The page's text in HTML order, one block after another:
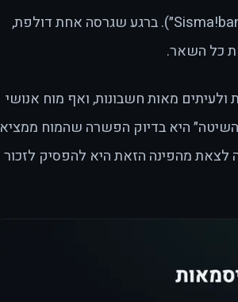
(״Sisma!facebook״, ״Sisma!bank״). ברגע שגרסה אחת דולפת,
כל השאר.
מאות חשבונות, ואף מוח אנושי
היא בדיוק הפשרה שהמוח ממציא
לצאת מהפינה הזאת היא להפסיק לזכור